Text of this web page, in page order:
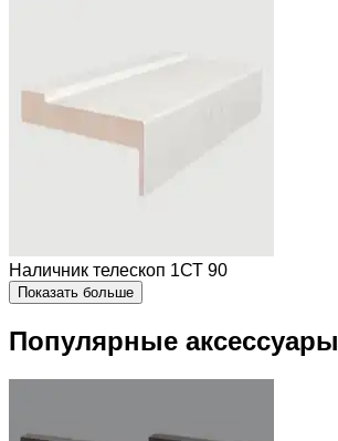
Наличник телескоп 1СТ 90
Показать больше
Популярные аксессуары